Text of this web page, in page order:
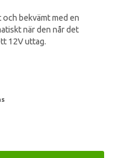
bekvämt med en
när den når det
12V uttag.